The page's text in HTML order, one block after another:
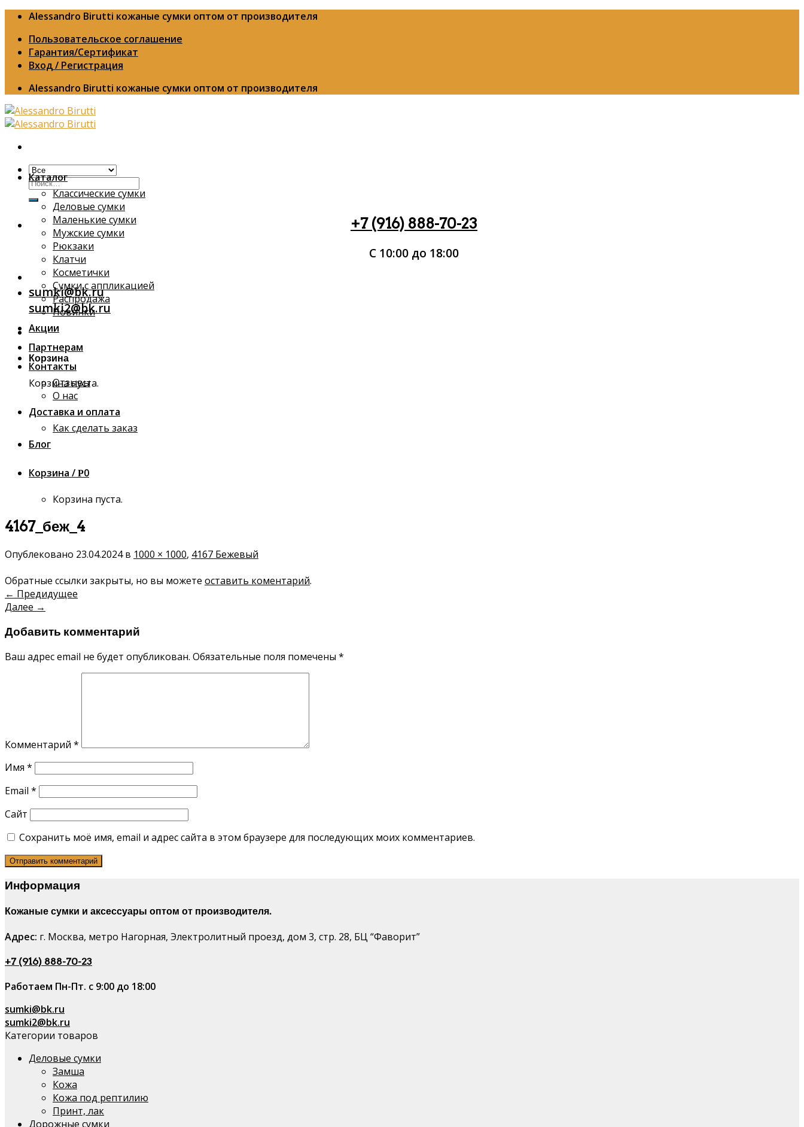
Skip
content
Alessandro Birutti кожаные сумки оптом от производителя
Пользовательское соглашение
Гарантия/Сертификат
Вход / Регистрация
Alessandro Birutti кожаные сумки оптом от производителя
Искать:
+7 (916) 888-70-23
С 10:00 до 18:00
sumki@bk.ru
sumki2@bk.ru
Корзина
Корзина пуста.
Каталог
Классические сумки
Деловые сумки
Маленькие сумки
Мужские сумки
Рюкзаки
Клатчи
Косметички
Сумки с аппликацией
Распродажа
Новинки
Акции
Партнерам
Контакты
Отзывы
О нас
Доставка и оплата
Как сделать заказ
Блог
Корзина / Р0
Корзина пуста.
4167_беж_4
Опублековано 23.04.2024в 1000 × 1000, 4167 Бежевый
Обратные ссылки закрыты, но вы можете оставить коментарий.
← Предидущее
Далее →
Добавить комментарий
Ваш адрес email не будет опубликован. Обязательные поля помечены *
Комментарий *
Имя *
Email *
Сайт
Сохранить моё имя, email и адрес сайта в этом браузере для последующих моих комментариев.
Информация
Кожаные сумки и аксессуары оптом от производителя.
Адрес: г. Москва, метро Нагорная, Электролитный проезд, дом 3, стр. 28, БЦ “Фаворит”
+7 (916) 888-70-23
Работаем Пн-Пт. с 9:00 до 18:00
sumki@bk.ru
sumki2@bk.ru
Категории товаров
Деловые сумки
Замша
Кожа
Кожа под рептилию
Принт, лак
Дорожные сумки